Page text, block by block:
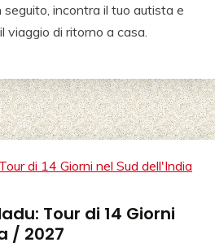
incontra il tuo autista e
viaggio di ritorno a casa.
Tour di 14 Giorni
/ 2027